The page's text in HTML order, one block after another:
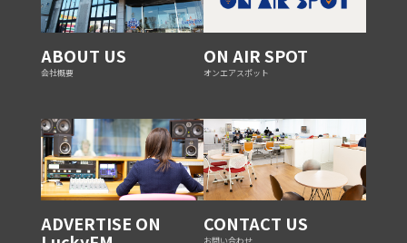
ABOUT US
会社概要
ON AIR SPOT
オンエアスポット
ADVERTISE ON CONTACT US